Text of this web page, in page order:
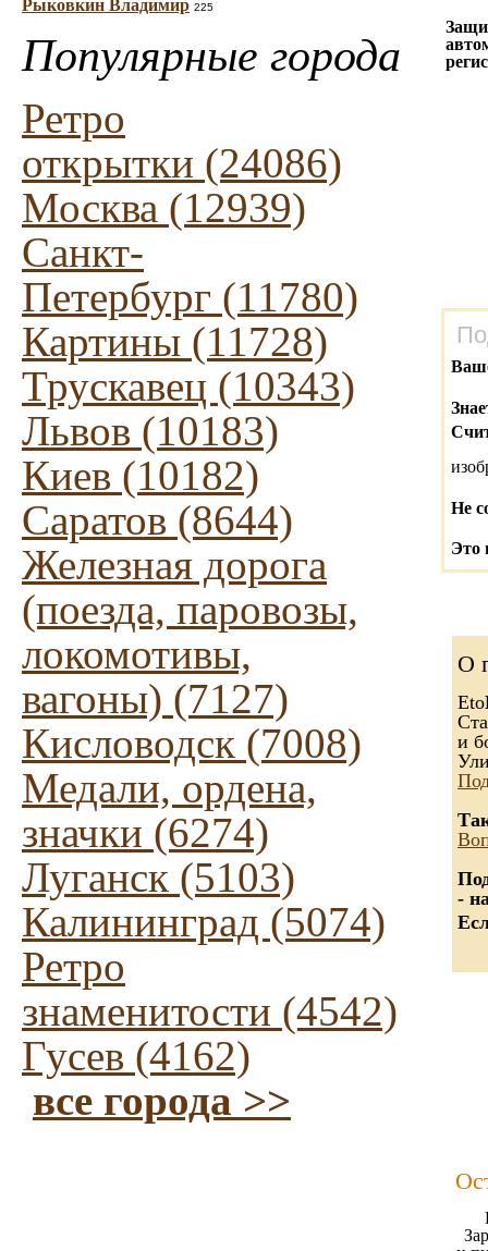
Рыковкин Владимир 225
Популярные города
Ретро
открытки (24086)
Москва (12939)
Санкт-
Петербург (11780)
Картины (11728)
Трускавец (10343)
Львов (10183)
Киев (10182)
Саратов (8644)
Железная дорога
(поезда, паровозы,
локомотивы,
вагоны) (7127)
Кисловодск (7008)
Медали, ордена,
значки (6274)
Луганск (5103)
Калининград (5074)
Ретро
знаменитости (4542)
Гусев (4162)
все города >>
Не
Это
О
Eto
и
-